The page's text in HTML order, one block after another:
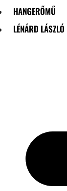
HANGERŐMŰ
LÉNÁRD LÁSZLÓ